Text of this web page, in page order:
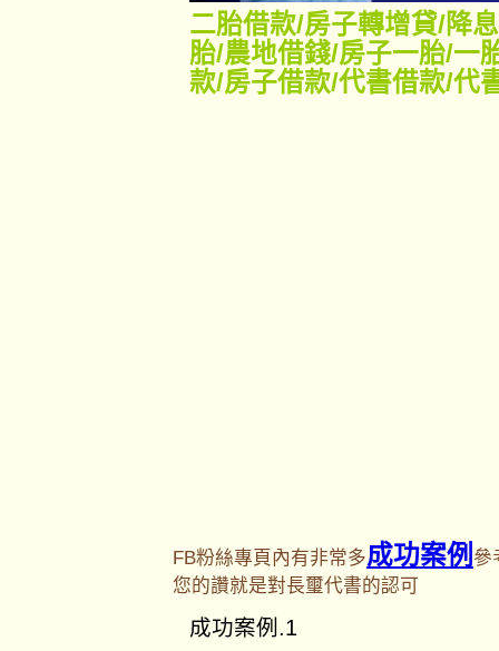
二胎借款/房子轉增貸/降
胎/農地借錢/房子一胎/一
款/房子借款/代書借款/代
FB粉絲專頁內有非常多成功案例 參
您的讚就是對長璽代書的認可
成功案例.1